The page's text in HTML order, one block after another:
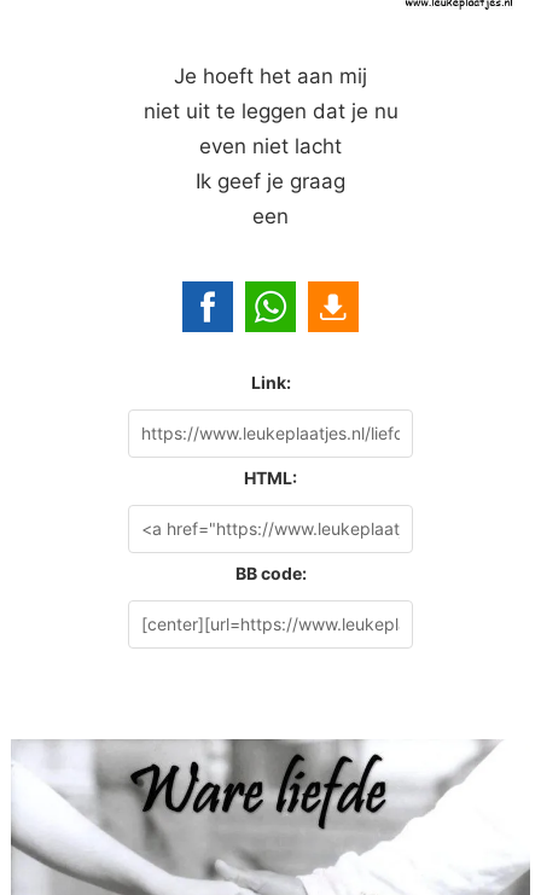
Je hoeft het aan mij
niet uit te leggen dat je nu
even niet lacht
Ik geef je graag
een
Link:
HTML:
BB code: